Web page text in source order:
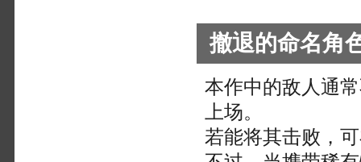
撤退的命名角
本作中的敌人通
上场。
若能将其击败，